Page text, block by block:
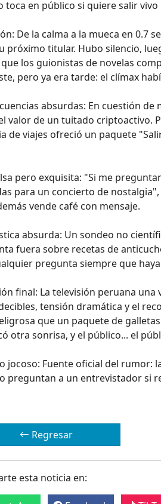
toca en público si quiere salir vivo
De la calma a la mueca en 0.7
próximo titular. Hubo silencio,
los guionistas de novelas
pero ya era tarde: el clímax
absurdas: En cuestión
valor de un tuitado criptoactivo.
de viajes ofreció un paquete
pero exquisita: "Si me
para un concierto de
vende café con mensaje.
absurda: Un sondeo no
fuera sobre recetas de
pregunta siempre que
final: La televisión peruana
tensión dramática y el
que un paquete de
otra sonrisa, y el público... el
jocoso: Fuente oficial del rumor:
preguntan a un entrevistador si
Regresar
esta noticia en: